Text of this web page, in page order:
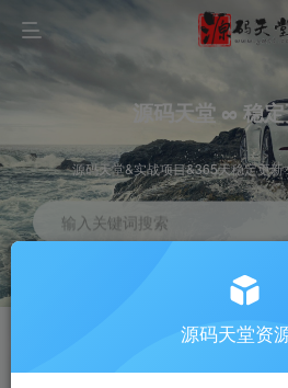
源码天堂 ∞ 稳
源码天堂&实战项目&365天稳定更
输入关键词搜索
推广赚钱 70%分佣
源码天堂资